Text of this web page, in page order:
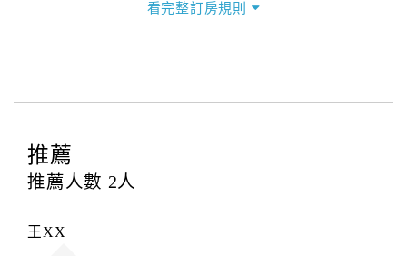
看完整訂房規則
推薦
推薦人數 2人
王XX